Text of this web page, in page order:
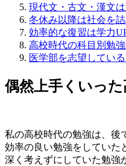
現代文・古文・漢文
冬休み以降は社会を
効率的な復習は学力
高校時代の科目別勉
医学部を志望してい
偶然上手くいっ
私の高校時代の勉強は、後
効率の良い勉強をしていた
深く考えずにしていた勉強